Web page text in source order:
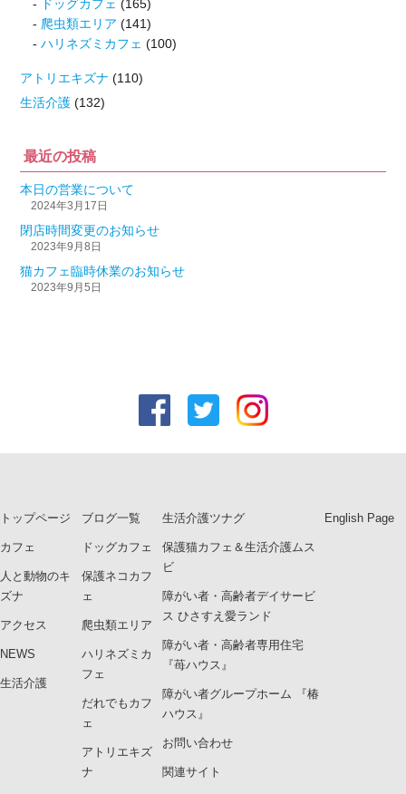
ドッグカフェ (165)
爬虫類エリア (141)
ハリネズミカフェ (100)
アトリエキズナ (110)
生活介護 (132)
最近の投稿
本日の営業について
2024年3月17日
閉店時間変更のお知らせ
2023年9月8日
猫カフェ臨時休業のお知らせ
2023年9月5日
トップページ
カフェ
人と動物のキ
ズナ
アクセス
NEWS
生活介護
ブログ一覧
ドッグカフェ
保護ネコカフ
ェ
爬虫類エリア
ハリネズミカ
フェ
だれでもカフ
ェ
アトリエキズ
ナ
生活介護ツナグ
保護猫カフェ＆生活介護ムス
ビ
障がい者・高齢者デイサービ
ス ひさすえ愛ランド
障がい者・高齢者専用住宅
『苺ハウス』
障がい者グループホーム 『椿
ハウス』
お問い合わせ
関連サイト
English Page